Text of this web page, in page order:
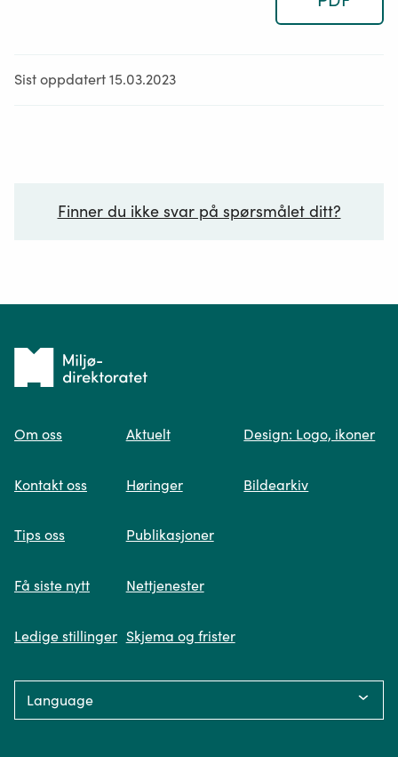
Sist oppdatert 15.03.2023
Finner du ikke svar på spørsmålet ditt?
Spør oss
søk og viser deg vår mest relevante
Fikk du ikke svar på spørsmålet ditt?
Trykk på knappen under og fyll inn
Tilbake
forsiden
Om oss
Kontakt oss
Tips oss
Få siste nytt
Ledige stillinger
Aktuelt
Høringer
Publikasjoner
Nettjenester
Skjema og frister
Design: Logo, ikoner
Bildearkiv